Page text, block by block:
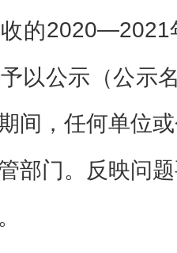
的2020—2021
以公示（公示
间，任何单位
部门。反映问